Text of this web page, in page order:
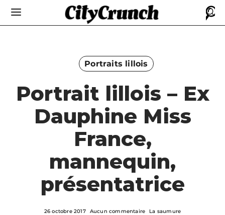
Portraits lillois
Portrait lillois – Ex
Dauphine Miss
France,
mannequin,
présentatrice
26 octobre 2017 Aucun commentaire La saumure